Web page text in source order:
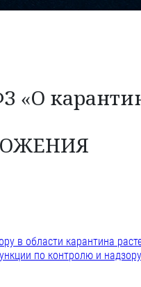
«О
в области карантина
по контролю и